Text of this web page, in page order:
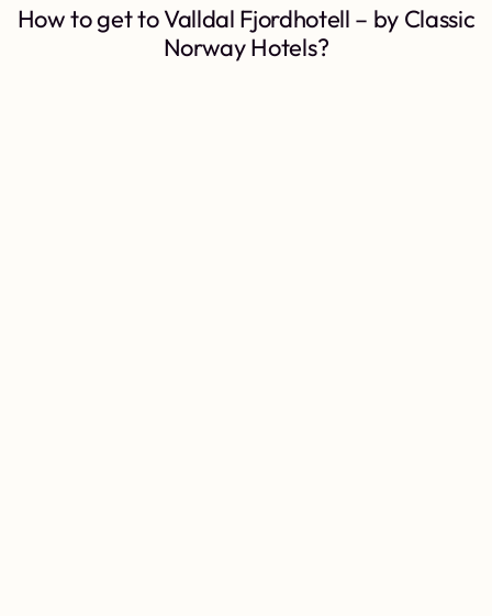
How to get to Valldal Fjordhotell – by Classic
Norway Hotels?